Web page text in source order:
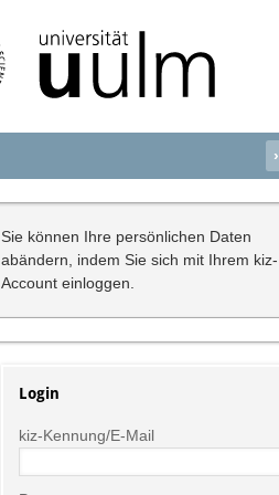
›
Sie können Ihre persönlichen Daten
abändern, indem Sie sich mit Ihrem kiz-
Account einloggen.
Login
kiz-Kennung/E-Mail